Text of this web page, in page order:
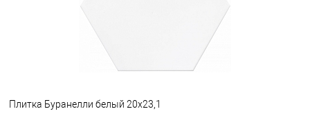
Плитка Буранелли белый 20х23,1